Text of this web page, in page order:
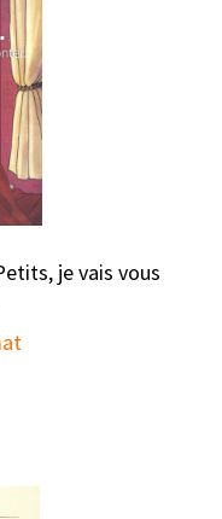
je vais vous